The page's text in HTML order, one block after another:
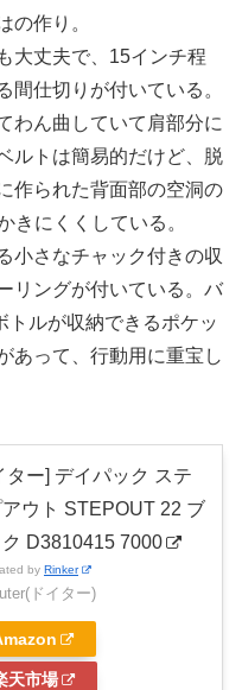
の作り。
大丈夫で、15インチ程
間仕切りが付いている。
わん曲していて肩部分に
ルトは簡易的だけど、脱
作られた背面部の空洞の
きにくくしている。
小さなチャック付きの収
リングが付いている。バ
トルが収納できるポケッ
あって、行動用に重宝し
ター] デイパック ステ
アウト STEPOUT 22 ブ
D3810415 7000
by Rinker
ドイター)
天市場